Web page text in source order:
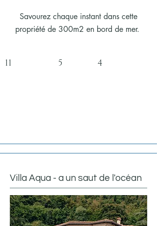
Savourez chaque instant dans cette
propriété de 300m2 en bord de mer.
11 5 4
Villa Aqua - a un saut de l'océan